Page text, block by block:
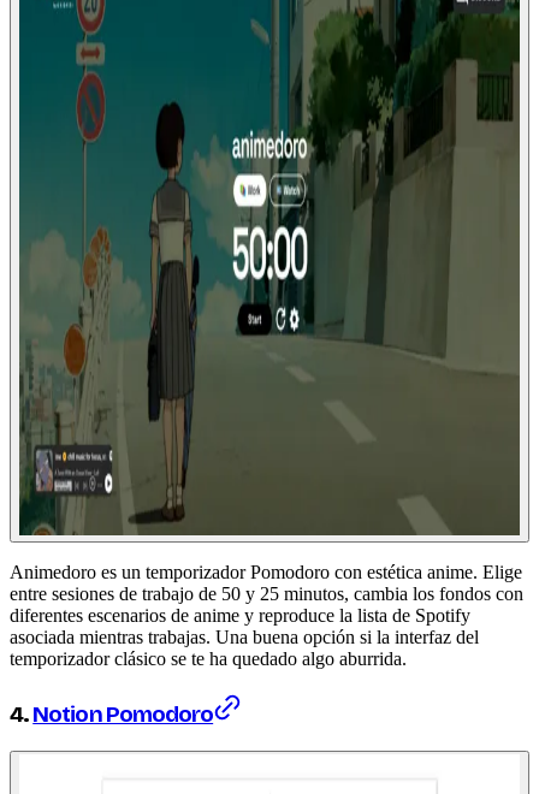
Animedoro es un temporizador Pomodoro con estética anime. Elige
entre sesiones de trabajo de 50 y 25 minutos, cambia los fondos con
diferentes escenarios de anime y reproduce la lista de Spotify
asociada mientras trabajas. Una buena opción si la interfaz del
temporizador clásico se te ha quedado algo aburrida.
4.Notion Pomodoro